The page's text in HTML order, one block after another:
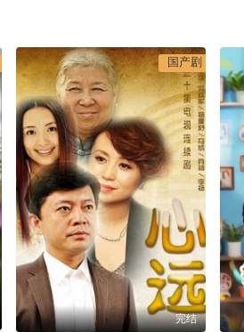
国产剧
完结